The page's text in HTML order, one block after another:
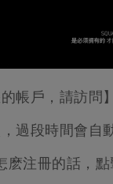
帳戶，請訪問
過段時間會自
麽注冊的話，點